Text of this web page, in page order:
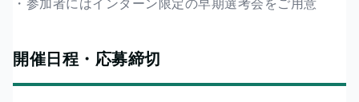
開催日程・応募締切